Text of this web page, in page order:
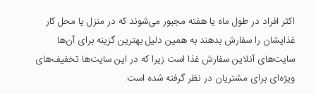
اکثر افراد در طول ماه یا هفته مجبور می‌شوند که در منزل یا محل کار
غذایشان را سفارش بدهند به همین دلیل بهترین گزینه برای آن‌ها
سایت‌های آنلاین سفارش غذا است زیرا که در این سایت‌ها تخفیف‌های
ویژه‌ای برای مشتریان در نظر گرفته شده است.